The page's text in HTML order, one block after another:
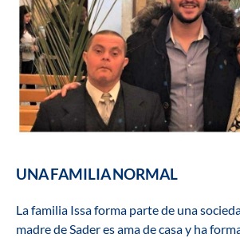
UNA FAMILIA NORMAL
La familia Issa forma parte de una
madre de Sader es ama de casa y ha